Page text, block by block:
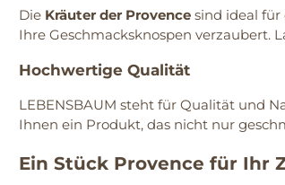
Die Kräuter der Provence sind ideal
Ihre Geschmacksknospen verzaubert.
Hochwertige Qualität
LEBENSBAUM steht für Qualität und
Ihnen ein Produkt, das nicht nur
Ein Stück Provence für Ihr